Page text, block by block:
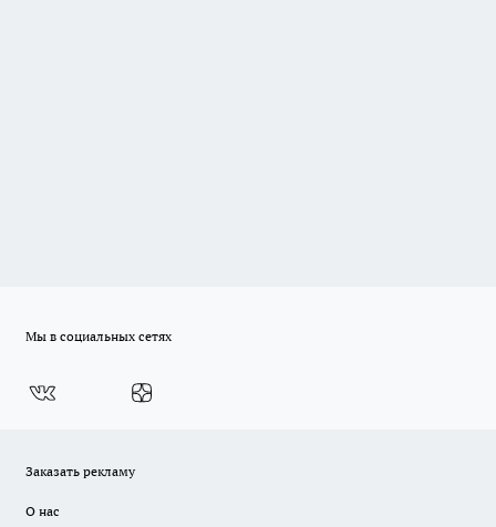
Мы в социальных сетях
Заказать рекламу
О нас